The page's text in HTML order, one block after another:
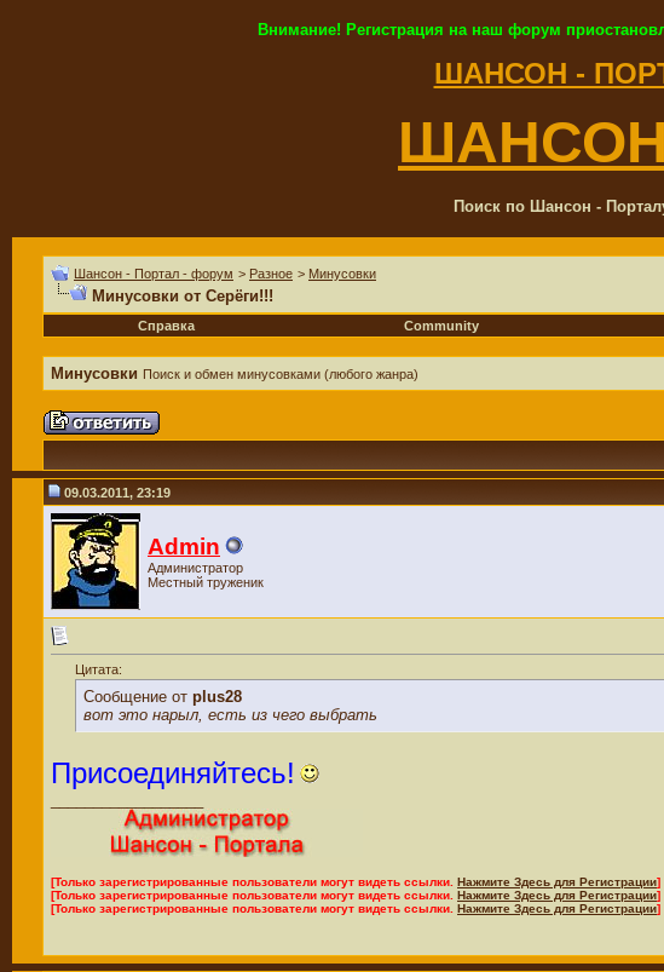
Внимание! Регистрация на наш форум
ШАНСОН -
ШАНСОН
Поиск по Шансон -
Шансон - Портал - форум > Разное > Минусовки
Минусовки от Серёги!!!
Справка
Community
Минусовки Поиск и обмен минусовками (любого жанра)
09.03.2011, 23:19
Admin
Администратор
Местный труженик
Цитата:
Сообщение от plus28
вот это нарыл, есть из чего выбрать
Присоединяйтесь!
[Только зарегистрированные пользователи могут видеть ссылки. Нажмите Здесь для Регистрации]
[Только зарегистрированные пользователи могут видеть ссылки. Нажмите Здесь для Регистрации]
[Только зарегистрированные пользователи могут видеть ссылки. Нажмите Здесь для Регистрации]